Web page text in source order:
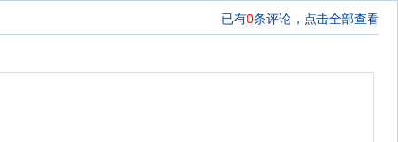
已有0条评论， 点击全部查看